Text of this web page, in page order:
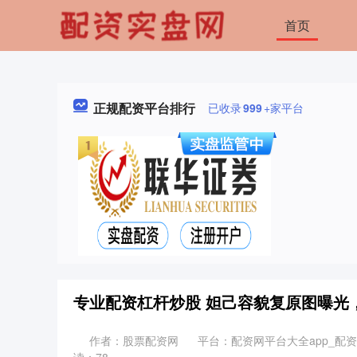
首页
正规配资平台排行 已收录999+家平台
专业配资杠杆炒股 妲己容貌复原图曝
作者：股票配资网
平台：配资网平台大全app_配